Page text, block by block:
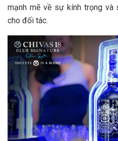
mạnh mẽ về sự kính trọng
cho đối tác.